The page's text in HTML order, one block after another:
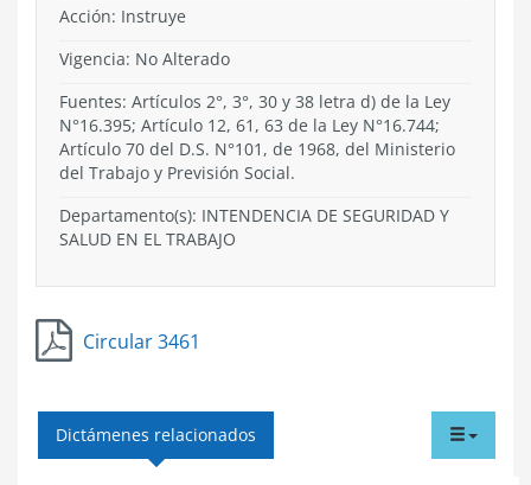
Acción: Instruye
Vigencia: No Alterado
Fuentes: Artículos 2°, 3°, 30 y 38 letra d) de la Ley
N°16.395; Artículo 12, 61, 63 de la Ley N°16.744;
Artículo 70 del D.S. N°101, de 1968, del Ministerio
del Trabajo y Previsión Social.
Departamento(s): INTENDENCIA DE SEGURIDAD Y
SALUD EN EL TRABAJO
Circular 3461
menu
Dictámenes relacionados